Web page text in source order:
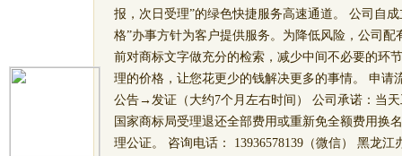
报，次日受理”的绿色快捷服务高速通道。 公司自
格”办事方针为客户提供服务。为降低风险，公司
前对商标文字做充分的检索，减少中间不必要的环
理的价格，让您花更少的钱解决更多的事情。 申
公告→发证（大约7个月左右时间） 公司承诺：当
国家商标局受理退还全部费用或重新免全额费用换
理公证。 咨询电话： 13936578139（微信） 黑龙